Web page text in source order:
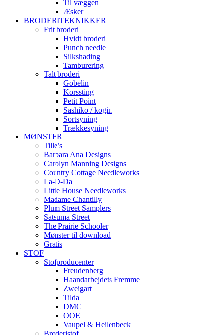
Til væggen
Æsker
BRODERITEKNIKKER
Frit broderi
Hvidt broderi
Punch needle
Silkshading
Tamburering
Talt broderi
Gobelin
Korssting
Petit Point
Sashiko / kogin
Sortsyning
Trækkesyning
MØNSTER
Tille’s
Barbara Ana Designs
Carolyn Manning Designs
Country Cottage Needleworks
La-D-Da
Little House Needleworks
Madame Chantilly
Plum Street Samplers
Satsuma Street
The Prairie Schooler
Mønster til download
Gratis
STOF
Stofproducenter
Freudenberg
Haandarbejdets Fremme
Zweigart
Tilda
DMC
OOE
Vaupel & Heilenbeck
Broderistof